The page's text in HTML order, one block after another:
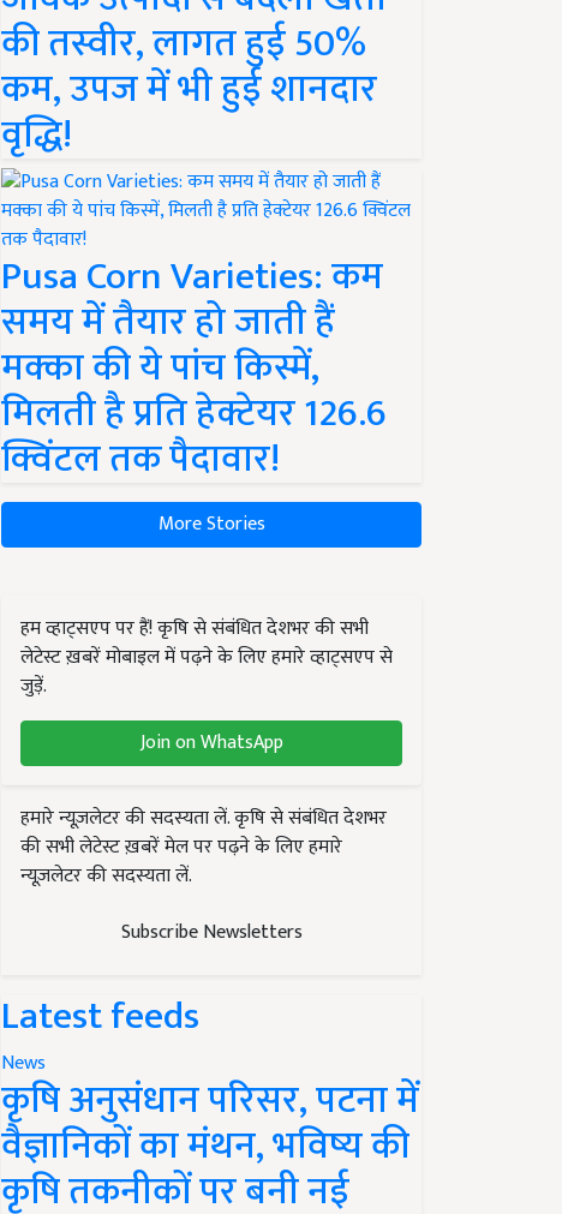
की तस्वीर, लागत हुई 50%
कम, उपज में भी हुई शानदार
वृद्धि!
Pusa Corn Varieties: कम
समय में तैयार हो जाती हैं
मक्का की ये पांच किस्में,
मिलती है प्रति हेक्टेयर 126.6
क्विंटल तक पैदावार!
More Stories
हम व्हाट्सएप पर हैं! कृषि से संबंधित देशभर की सभी
लेटेस्ट ख़बरें मोबाइल में पढ़ने के लिए हमारे व्हाट्सएप से
जुड़ें.
Join on WhatsApp
हमारे न्यूज़लेटर की सदस्यता लें. कृषि से संबंधित देशभर
की सभी लेटेस्ट ख़बरें मेल पर पढ़ने के लिए हमारे
न्यूज़लेटर की सदस्यता लें.
Subscribe Newsletters
Latest feeds
News
कृषि अनुसंधान परिसर, पटना में
वैज्ञानिकों का मंथन, भविष्य की
कृषि तकनीकों पर बनी नई